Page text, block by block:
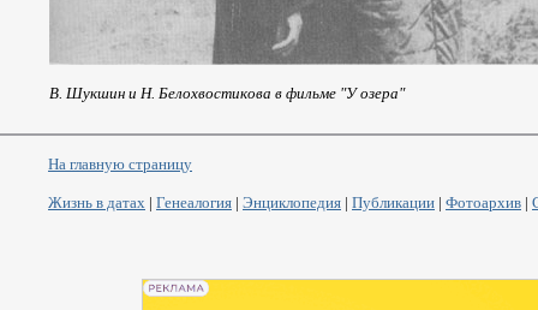
В. Шукшин и Н. Белохвостикова в фильме "У озера"
На главную страницу
Жизнь в датах | Генеалогия | Энциклопедия | Публикации | Фотоархив |